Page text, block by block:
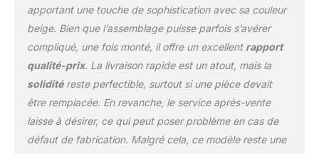
Espace de rangement
caché : sous le siège
inclinable se trouve un
espace de rangement de
grande capacité qui
permet de stocker des
draps, des vêtements de
ainsi votre chambre plus
ordonnée et mieux
apportant une touche de sophistication avec sa couleur
beige. Bien que l’assemblage puisse parfois s’avérer
compliqué, une fois monté, il offre un excellent rapport
qualité-prix. La livraison rapide est un atout, mais la
soliditéreste perfectible, surtout si une pièce devait
être remplacée. En revanche, le service après-vente
laisse à désirer, ce qui peut poser problème en cas de
défaut de fabrication. Malgré cela, ce modèle reste une